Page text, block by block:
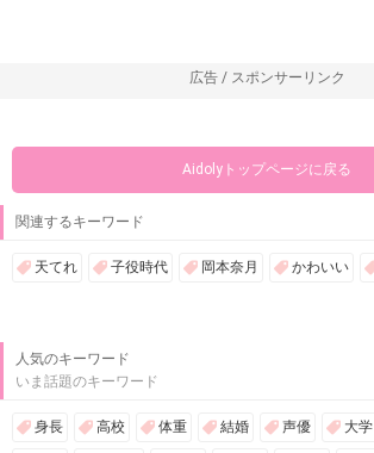
広告 / スポンサーリンク
Aidolyトップページに戻る
関連するキーワード
天てれ 子役時代 岡本奈月 かわいい
人気のキーワード
いま話題のキーワード
身長 高校 体重 結婚 声優 大学